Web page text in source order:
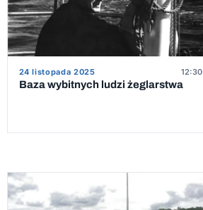
24 listopada 2025 12:30
Baza wybitnych ludzi żeglarstwa